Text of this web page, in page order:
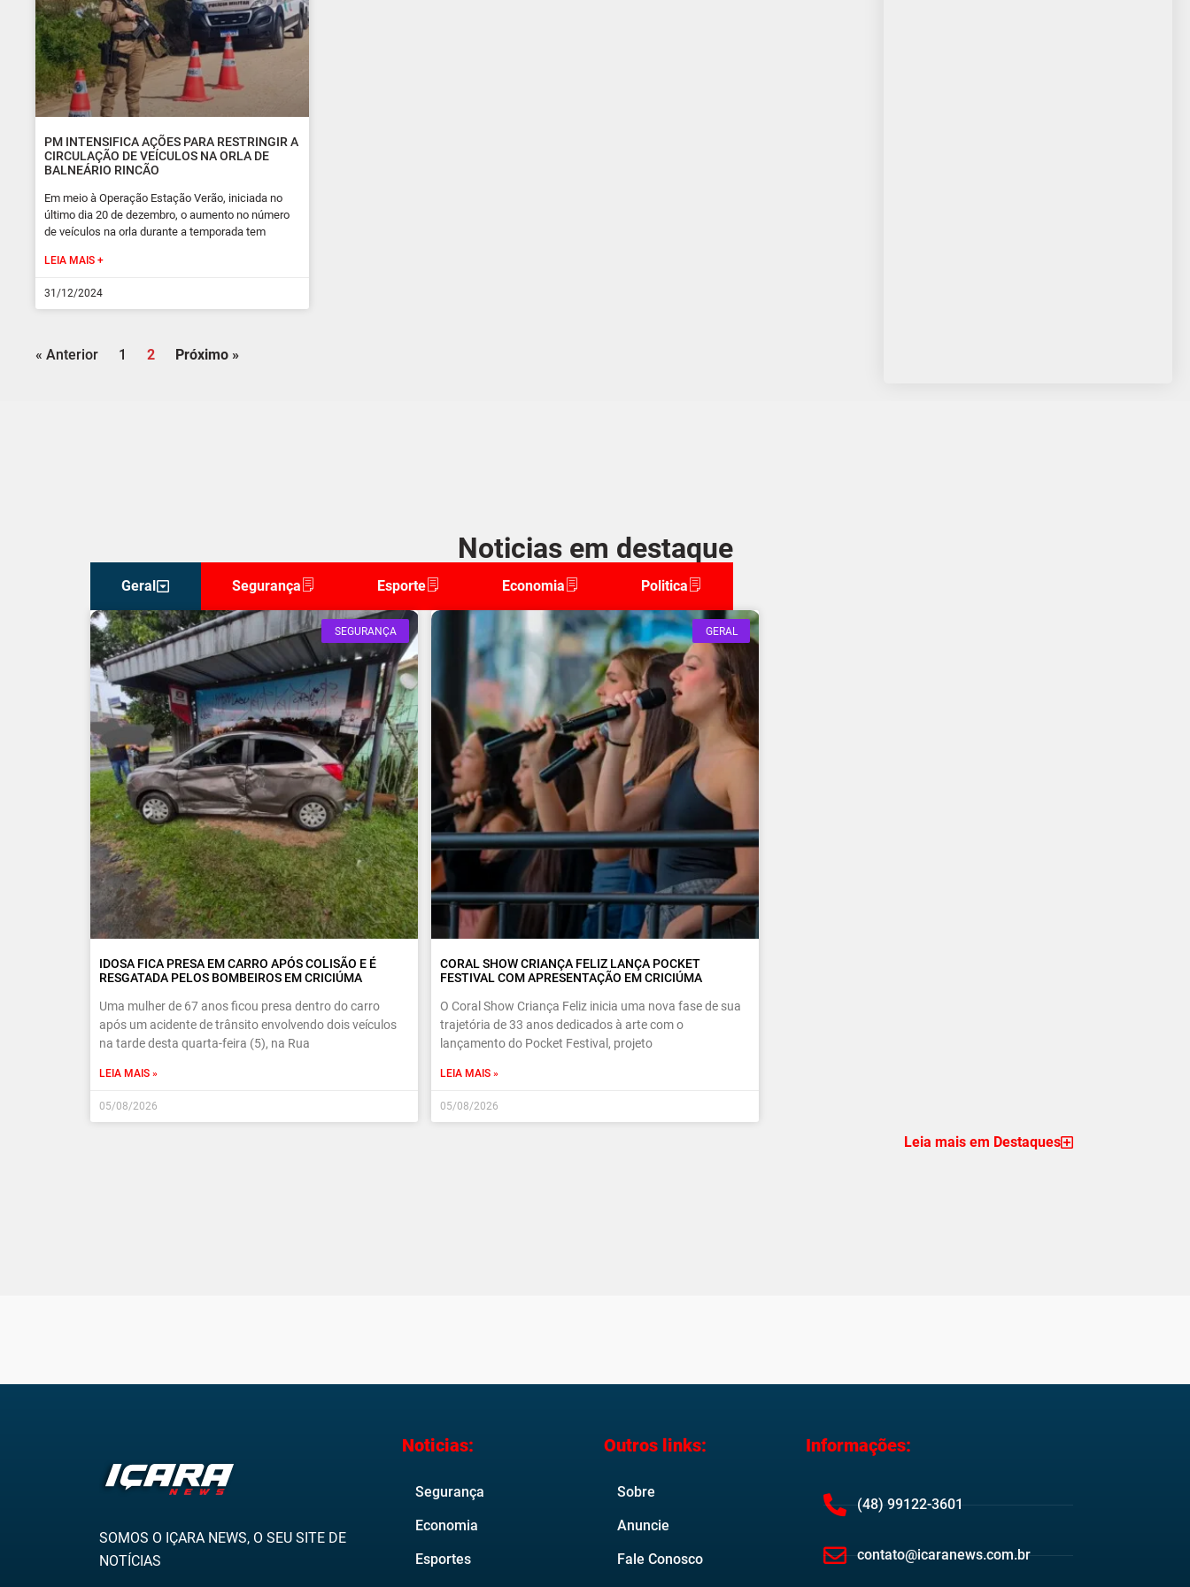
PM INTENSIFICA AÇÕES PARA RESTRINGIR A
CIRCULAÇÃO DE VEÍCULOS NA ORLA DE
BALNEÁRIO RINCÃO
Em meio à Operação Estação Verão, iniciada no
último dia 20 de dezembro, o aumento no número
de veículos na orla durante a temporada tem
LEIA MAIS +
31/12/2024
« Anterior 1 2 Próximo »
Noticias em destaque
Geral Segurança Esporte Economia Politica
SEGURANÇA
IDOSA FICA PRESA EM CARRO APÓS COLISÃO E É
RESGATADA PELOS BOMBEIROS EM CRICIÚMA
Uma mulher de 67 anos ficou presa dentro do carro
após um acidente de trânsito envolvendo dois veículos
na tarde desta quarta-feira (5), na Rua
LEIA MAIS »
05/08/2026
GERAL
CORAL SHOW CRIANÇA FELIZ LANÇA POCKET
FESTIVAL COM APRESENTAÇÃO EM CRICIÚMA
O Coral Show Criança Feliz inicia uma nova fase de sua
trajetória de 33 anos dedicados à arte com o
lançamento do Pocket Festival, projeto
LEIA MAIS »
05/08/2026
Leia mais em Destaques
SOMOS O IÇARA NEWS, O SEU SITE DE
NOTÍCIAS
Noticias:
Segurança
Economia
Esportes
Outros links:
Sobre
Anuncie
Fale Conosco
Informações:
(48) 99122-3601
contato@icaranews.com.br